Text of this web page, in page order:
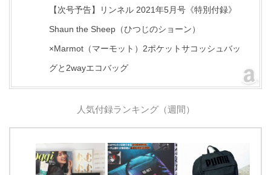
【次号予告】リンネル 2021年5月号《特別付録》
Shaun the Sheep（ひつじのショーン）
×Marmot（マーモット）2ポケットサコッシュバッ
グと2wayエコバッグ
人気付録ランキング（週間）